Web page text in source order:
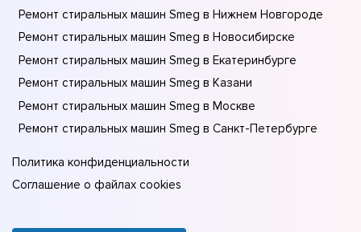
Ремонт стиральных машин Smeg в Нижнем Новгороде
Ремонт стиральных машин Smeg в Новосибирске
Ремонт стиральных машин Smeg в Екатеринбурге
Ремонт стиральных машин Smeg в Казани
Ремонт стиральных машин Smeg в Москве
Ремонт стиральных машин Smeg в Санкт-Петербурге
Политика конфиденциальности
Соглашение о файлах cookies